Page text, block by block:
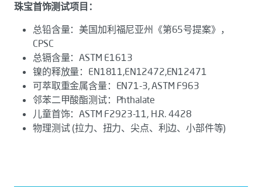
珠宝首饰测试项目：
总铅含量：美国加利福尼亚州《第65号提案》，
CPSC
总镉含量：ASTM E1613
镍的释放量：EN1811,EN12472,EN12471
可萃取重金属含量：EN71-3, ASTM F963
邻苯二甲酸酯测试：Phthalate
儿童首饰：ASTM F2923-11, H.R. 4428
物理测试 (拉力、扭力、尖点、利边、小部件等)